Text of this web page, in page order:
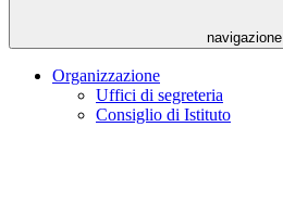
navigazione
Organizzazione
Uffici di segreteria
Consiglio di Istituto